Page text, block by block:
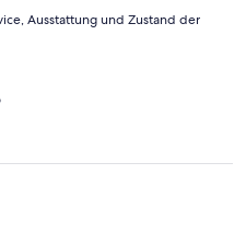
Ausstattung und Zustand der